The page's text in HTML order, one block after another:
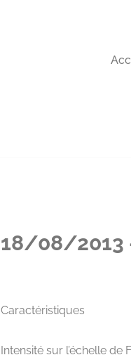
18/08/2013
Caractéristiques
Intensité sur l’échelle de